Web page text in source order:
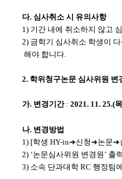
다. 심사취소 시 유의사항
1) 기간 내에 취소하지 않고
2) 금학기 심사취소 학생이
해야 합니다.
2. 학위청구논문 심사위원 변
가. 변경기간 : 2021. 11. 25.(목
나. 변경방법
1) [학생 HY-in➜신청➜논문➜
2) ‘논문심사위원 변경원 ’ 출력
3) 소속 단과대학 RC 행정팀